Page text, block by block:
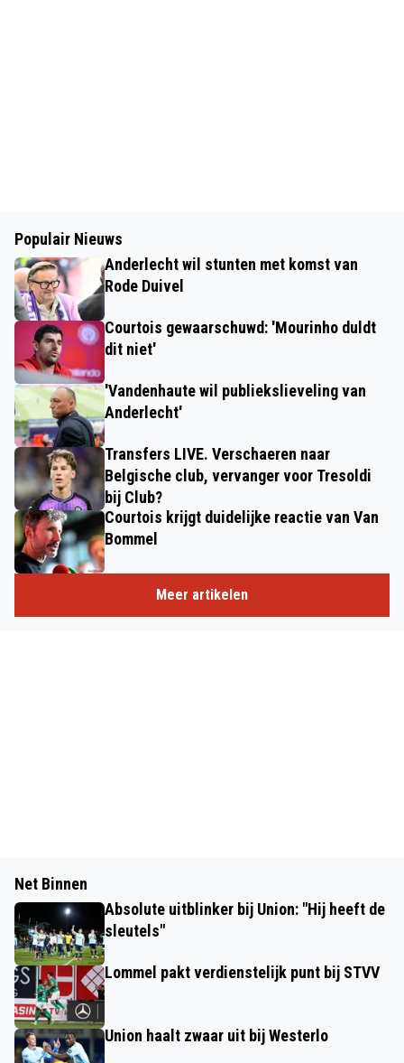
Populair Nieuws
Anderlecht wil stunten met komst van
Rode Duivel
Courtois gewaarschuwd: 'Mourinho duldt
dit niet'
'Vandenhaute wil publiekslieveling van
Anderlecht'
Transfers LIVE. Verschaeren naar
Belgische club, vervanger voor Tresoldi
bij Club?
Courtois krijgt duidelijke reactie van Van
Bommel
Meer artikelen
Net Binnen
Absolute uitblinker bij Union: "Hij heeft de
sleutels"
Lommel pakt verdienstelijk punt bij STVV
Union haalt zwaar uit bij Westerlo